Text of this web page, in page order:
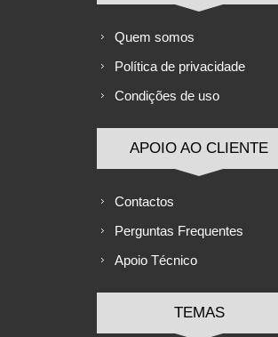
Quem somos
Política de privacidade
Condições de uso
APOIO AO CLIENTE
Contactos
Perguntas Frequentes
Apoio Técnico
TEMAS